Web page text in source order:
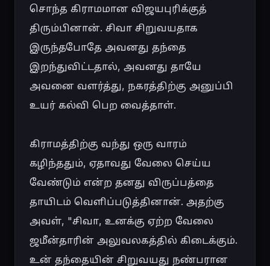
சொந்த கிராமமான விஜயபுரிக்குத்
திரும்பினான். சிவா சிறுவயதாக
இருந்தபோதே அவனது தந்தை
இறந்துவிட்டதால், அவனது தாயே
அவனை வளர்த்து, நகரத்திற்கு அனுப்பி
உயர் கல்வி பெற வைத்தாள்.
கிராமத்திற்கு வந்து ஒரு வாரம்
கழிந்ததும், ஏதாவது வேலை செய்ய
வேண்டும் என்ற தனது விருப்பத்தை
தாயிடம் வெளிப்படுத்தினான். அதற்கு
அவள், "சிவா, உனக்கு ஏற்ற வேலை
ஜமீன்தாரின் அலுவலகத்தில் கிடைக்கும்.
உன் தந்தையின் சிறுவயது நண்பரான